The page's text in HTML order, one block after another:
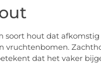
soort hout dat
vruchtenbomen.
dat het vaker